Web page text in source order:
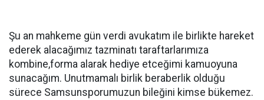
Şu an mahkeme gün verdi avukatım ile birlikte hareket
ederek alacağımız tazminatı taraftarlarımıza
kombine,forma alarak hediye etceğimi kamuoyuna
sunacağım. Unutmamalı birlik beraberlik olduğu
sürece Samsunsporumuzun bileğini kimse bükemez.